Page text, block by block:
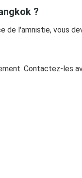
?
l'amnistie, vous
Contactez-les